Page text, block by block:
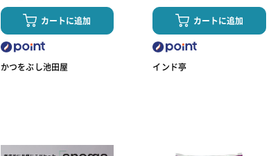
カートに追加
かつをぶし池田屋
カートに追加
インド亭